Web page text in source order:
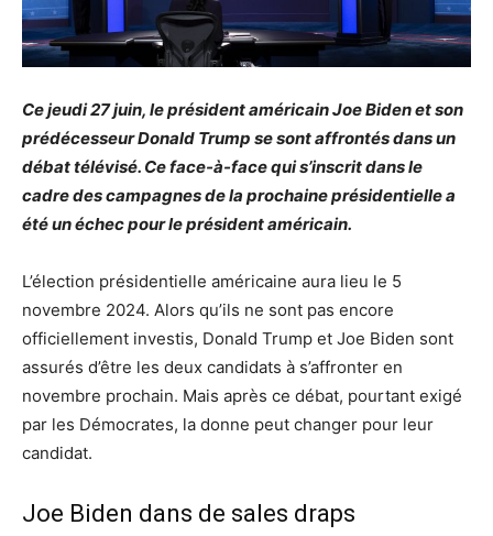
Ce jeudi 27 juin, le président américain Joe Biden et son
prédécesseur Donald Trump se sont affrontés dans un
débat télévisé. Ce face-à-face qui s’inscrit dans le
cadre des campagnes de la prochaine présidentielle a
été un échec pour le président américain.
L’élection présidentielle américaine aura lieu le 5
novembre 2024. Alors qu’ils ne sont pas encore
officiellement investis, Donald Trump et Joe Biden sont
assurés d’être les deux candidats à s’affronter en
novembre prochain. Mais après ce débat, pourtant exigé
par les Démocrates, la donne peut changer pour leur
candidat.
Joe Biden dans de sales draps